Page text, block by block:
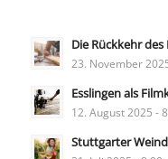
Die Rückkehr
23. November
Esslingen als
12. August 2025 -
Stuttgarter